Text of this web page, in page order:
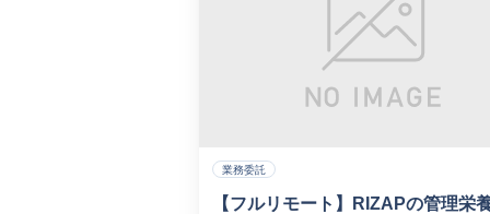
業務委託
【フルリモート】RIZAPの管理栄